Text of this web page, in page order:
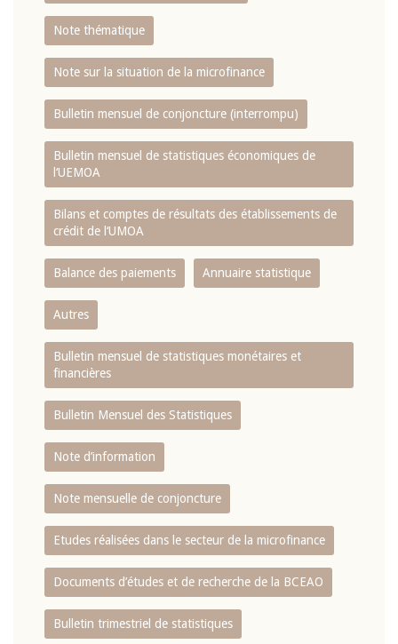
Note thématique
Note sur la situation de la microfinance
Bulletin mensuel de conjoncture (interrompu)
Bulletin mensuel de statistiques économiques de
l‘UEMOA
Bilans et comptes de résultats des établissements de
crédit de l‘UMOA
Balance des paiements Annuaire statistique
Autres
Bulletin mensuel de statistiques monétaires et
financières
Bulletin Mensuel des Statistiques
Note d’information
Note mensuelle de conjoncture
Etudes réalisées dans le secteur de la microfinance
Documents d’études et de recherche de la BCEAO
Bulletin trimestriel de statistiques